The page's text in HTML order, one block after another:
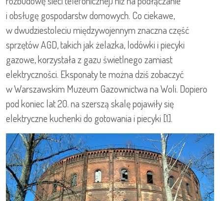
i obsługę gospodarstw domowych. Co ciekawe,
w dwudziestoleciu międzywojennym znaczna część
sprzętów AGD, takich jak żelazka, lodówki i piecyki
gazowe, korzystała z gazu świetlnego zamiast
elektryczności. Eksponaty te można dziś zobaczyć
w Warszawskim Muzeum Gazownictwa na Woli. Dopiero
pod koniec lat 20. na szerszą skalę pojawiły się
elektryczne kuchenki do gotowania i piecyki [1].